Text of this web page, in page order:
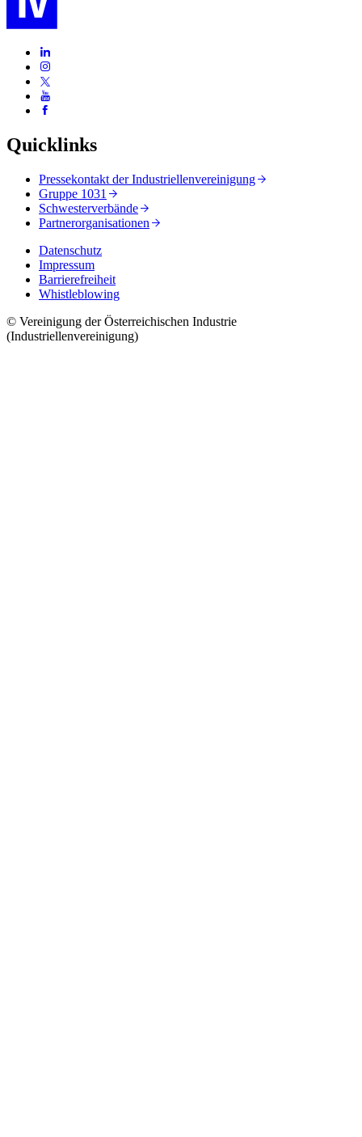
Quicklinks
Pressekontakt der Industriellenvereinigung
Gruppe 1031
Schwesterverbände
Partnerorganisationen
Datenschutz
Impressum
Barrierefreiheit
Whistleblowing
© Vereinigung der Österreichischen Industrie
(Industriellenvereinigung)